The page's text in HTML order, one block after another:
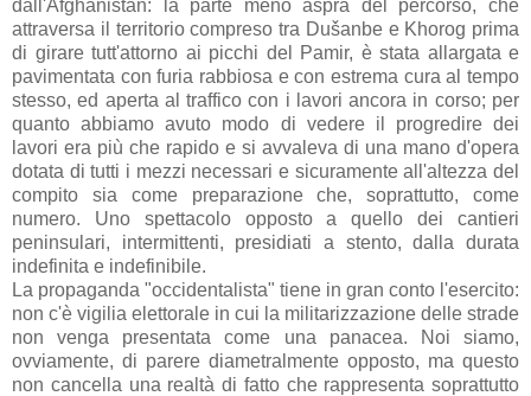
dall'Afghanistan: la parte meno aspra del percorso, che
attraversa il territorio compreso tra Dušanbe e Khorog prima
di girare tutt'attorno ai picchi del Pamir, è stata allargata e
pavimentata con furia rabbiosa e con estrema cura al tempo
stesso, ed aperta al traffico con i lavori ancora in corso; per
quanto abbiamo avuto modo di vedere il progredire dei
lavori era più che rapido e si avvaleva di una mano d'opera
dotata di tutti i mezzi necessari e sicuramente all'altezza del
compito sia come preparazione che, soprattutto, come
numero. Uno spettacolo opposto a quello dei cantieri
peninsulari, intermittenti, presidiati a stento, dalla durata
indefinita e indefinibile.
La propaganda "occidentalista" tiene in gran conto l'esercito:
non c'è vigilia elettorale in cui la militarizzazione delle strade
non venga presentata come una panacea. Noi siamo,
ovviamente, di parere diametralmente opposto, ma questo
non cancella una realtà di fatto che rappresenta soprattutto